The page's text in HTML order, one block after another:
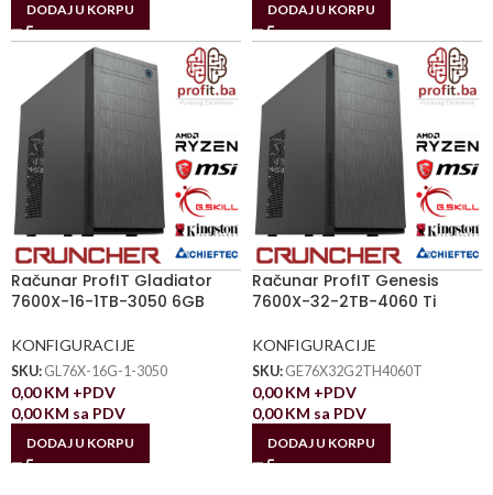
DODAJ U KORPU DODAJ U KORPU
Računar ProfIT Gladiator
7600X-16-1TB-3050 6GB
KONFIGURACIJE
SKU: GL76X-16G-1-3050
0,00KM +PDV
0,00KM sa PDV
DODAJ U KORPU
Računar ProfIT Genesis
7600X-32-2TB-4060 Ti
KONFIGURACIJE
SKU: GE76X32G2TH4060T
0,00KM +PDV
0,00KM sa PDV
DODAJ U KORPU